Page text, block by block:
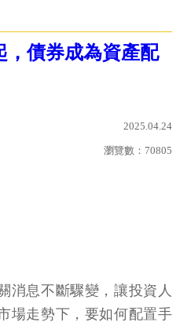
，債券成為資產配
2025.04.24
瀏覽數： 70805
消息不斷驟變，讓投資人
場走勢下，要如何配置手